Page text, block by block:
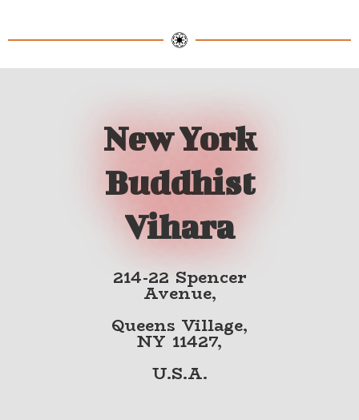
New York
Buddhist
Vihara
214-22 Spencer
Avenue,
Queens Village,
NY 11427,
U.S.A.